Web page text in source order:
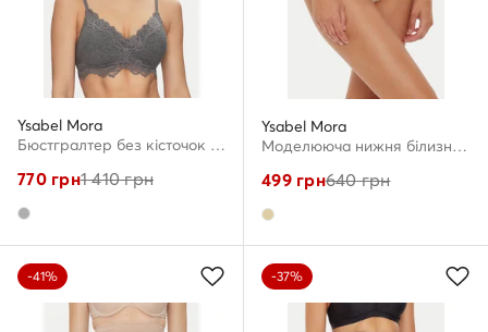
Ysabel Mora
Бюстгралтер без кісточок · Сірий
770грн1 410грн
Ysabel Mora
Моделююча нижня білизна · Бежевий
499грн640грн
-41% -37%